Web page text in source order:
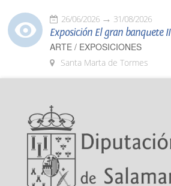
26/06/2026 31/08/2026
Exposición El gran banquete II
ARTE / EXPOSICIONES
Santa Marta de Tormes